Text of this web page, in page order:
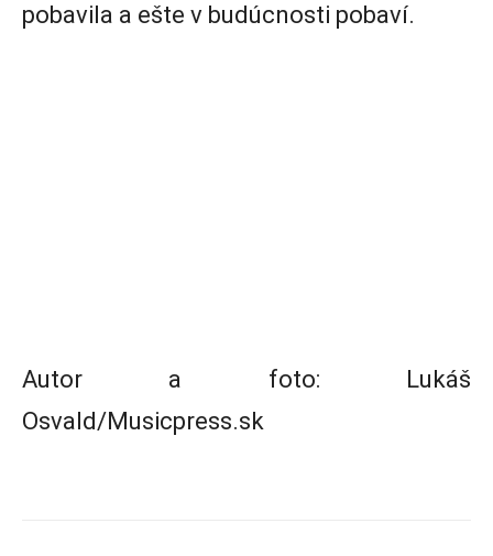
pobavila a ešte v budúcnosti pobaví.
Autor a foto: Lukáš
Osvald/Musicpress.sk